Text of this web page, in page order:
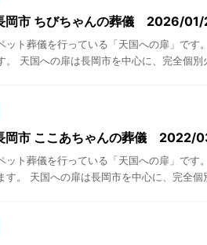
岡市 ちびちゃんの葬儀 2026/
ット葬儀を行っている「天国への扉」で
。 天国への扉は長岡市を中心に、完全個
岡市 ここあちゃんの葬儀 2022/
ット葬儀を行っている「天国への扉」で
す。 天国への扉は長岡市を中心に、完全